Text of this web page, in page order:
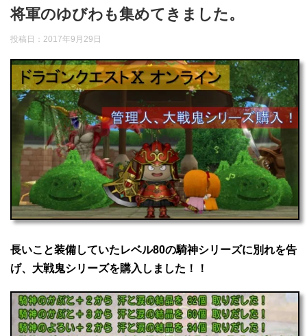
将軍のゆびわも集めてきました。
投稿日： 2017年9月29日
長いこと装備していたレベル80の騎神シリーズに別れを告
げ、大戦鬼シリーズを購入しました！！